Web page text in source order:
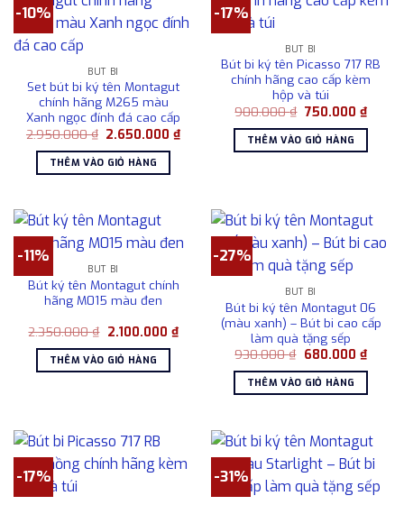
-10%
BÚT BI
Set bút bi ký tên Montagut
chính hãng M265 màu
Xanh ngọc đính đá cao cấp
2.950.000₫ Giá
là:
2.950.000 ₫.
2.650.000₫Giá
hiện
THÊM VÀO GIỎ HÀNG
-17%
BÚT BI
Bút bi ký tên Picasso 717 RB
chính hãng cao cấp kèm
hộp và túi
900.000₫ Giá
là:
900.000 ₫.
750.000 ₫Giá
hiện
tại
THÊM VÀO GIỎ HÀNG
-11%
BÚT BI
Bút ký tên Montagut chính
hãng M015 màu đen
2.350.000₫ Giá
là:
2.350.000 ₫.
2.100.000 ₫Giá
hiện
2.100.000 ₫.
THÊM VÀO GIỎ HÀNG
-27%
BÚT BI
Bút bi ký tên Montagut 06
(màu xanh) – Bút bi cao cấp
làm quà tặng sếp
930.000₫ Giá
là:
930.000 ₫.
680.000 ₫Giá
hiện
tại
THÊM VÀO GIỎ HÀNG
-17% -31%